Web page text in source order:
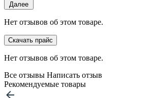
Далее
Нет отзывов об этом товаре.
Скачать прайс
Нет отзывов об этом товаре.
Все отзывы Написать отзыв
Рекомендуемые товары